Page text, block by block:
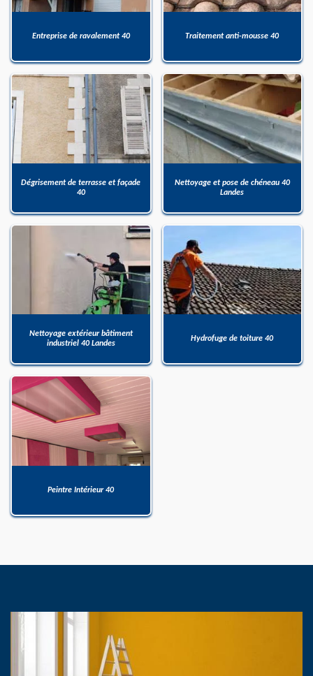
Entreprise de ravalement 40 Traitement anti-mousse 40
Dégrisement de terrasse et façade
40
Nettoyage et pose de chéneau 40
Landes
Nettoyage extérieur bâtiment
industriel 40 Landes
Hydrofuge de toiture 40
Peintre Intérieur 40